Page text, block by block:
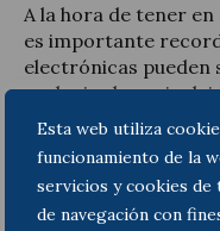
Esta web utiliza
funcionamiento de la
servicios y cookies de
de navegación con
A la hora de tener
es importante
electrónicas pueden
cualquier hora,
seleccionar los días
trabaje porque si
hasta las 12 pm de
plazo.